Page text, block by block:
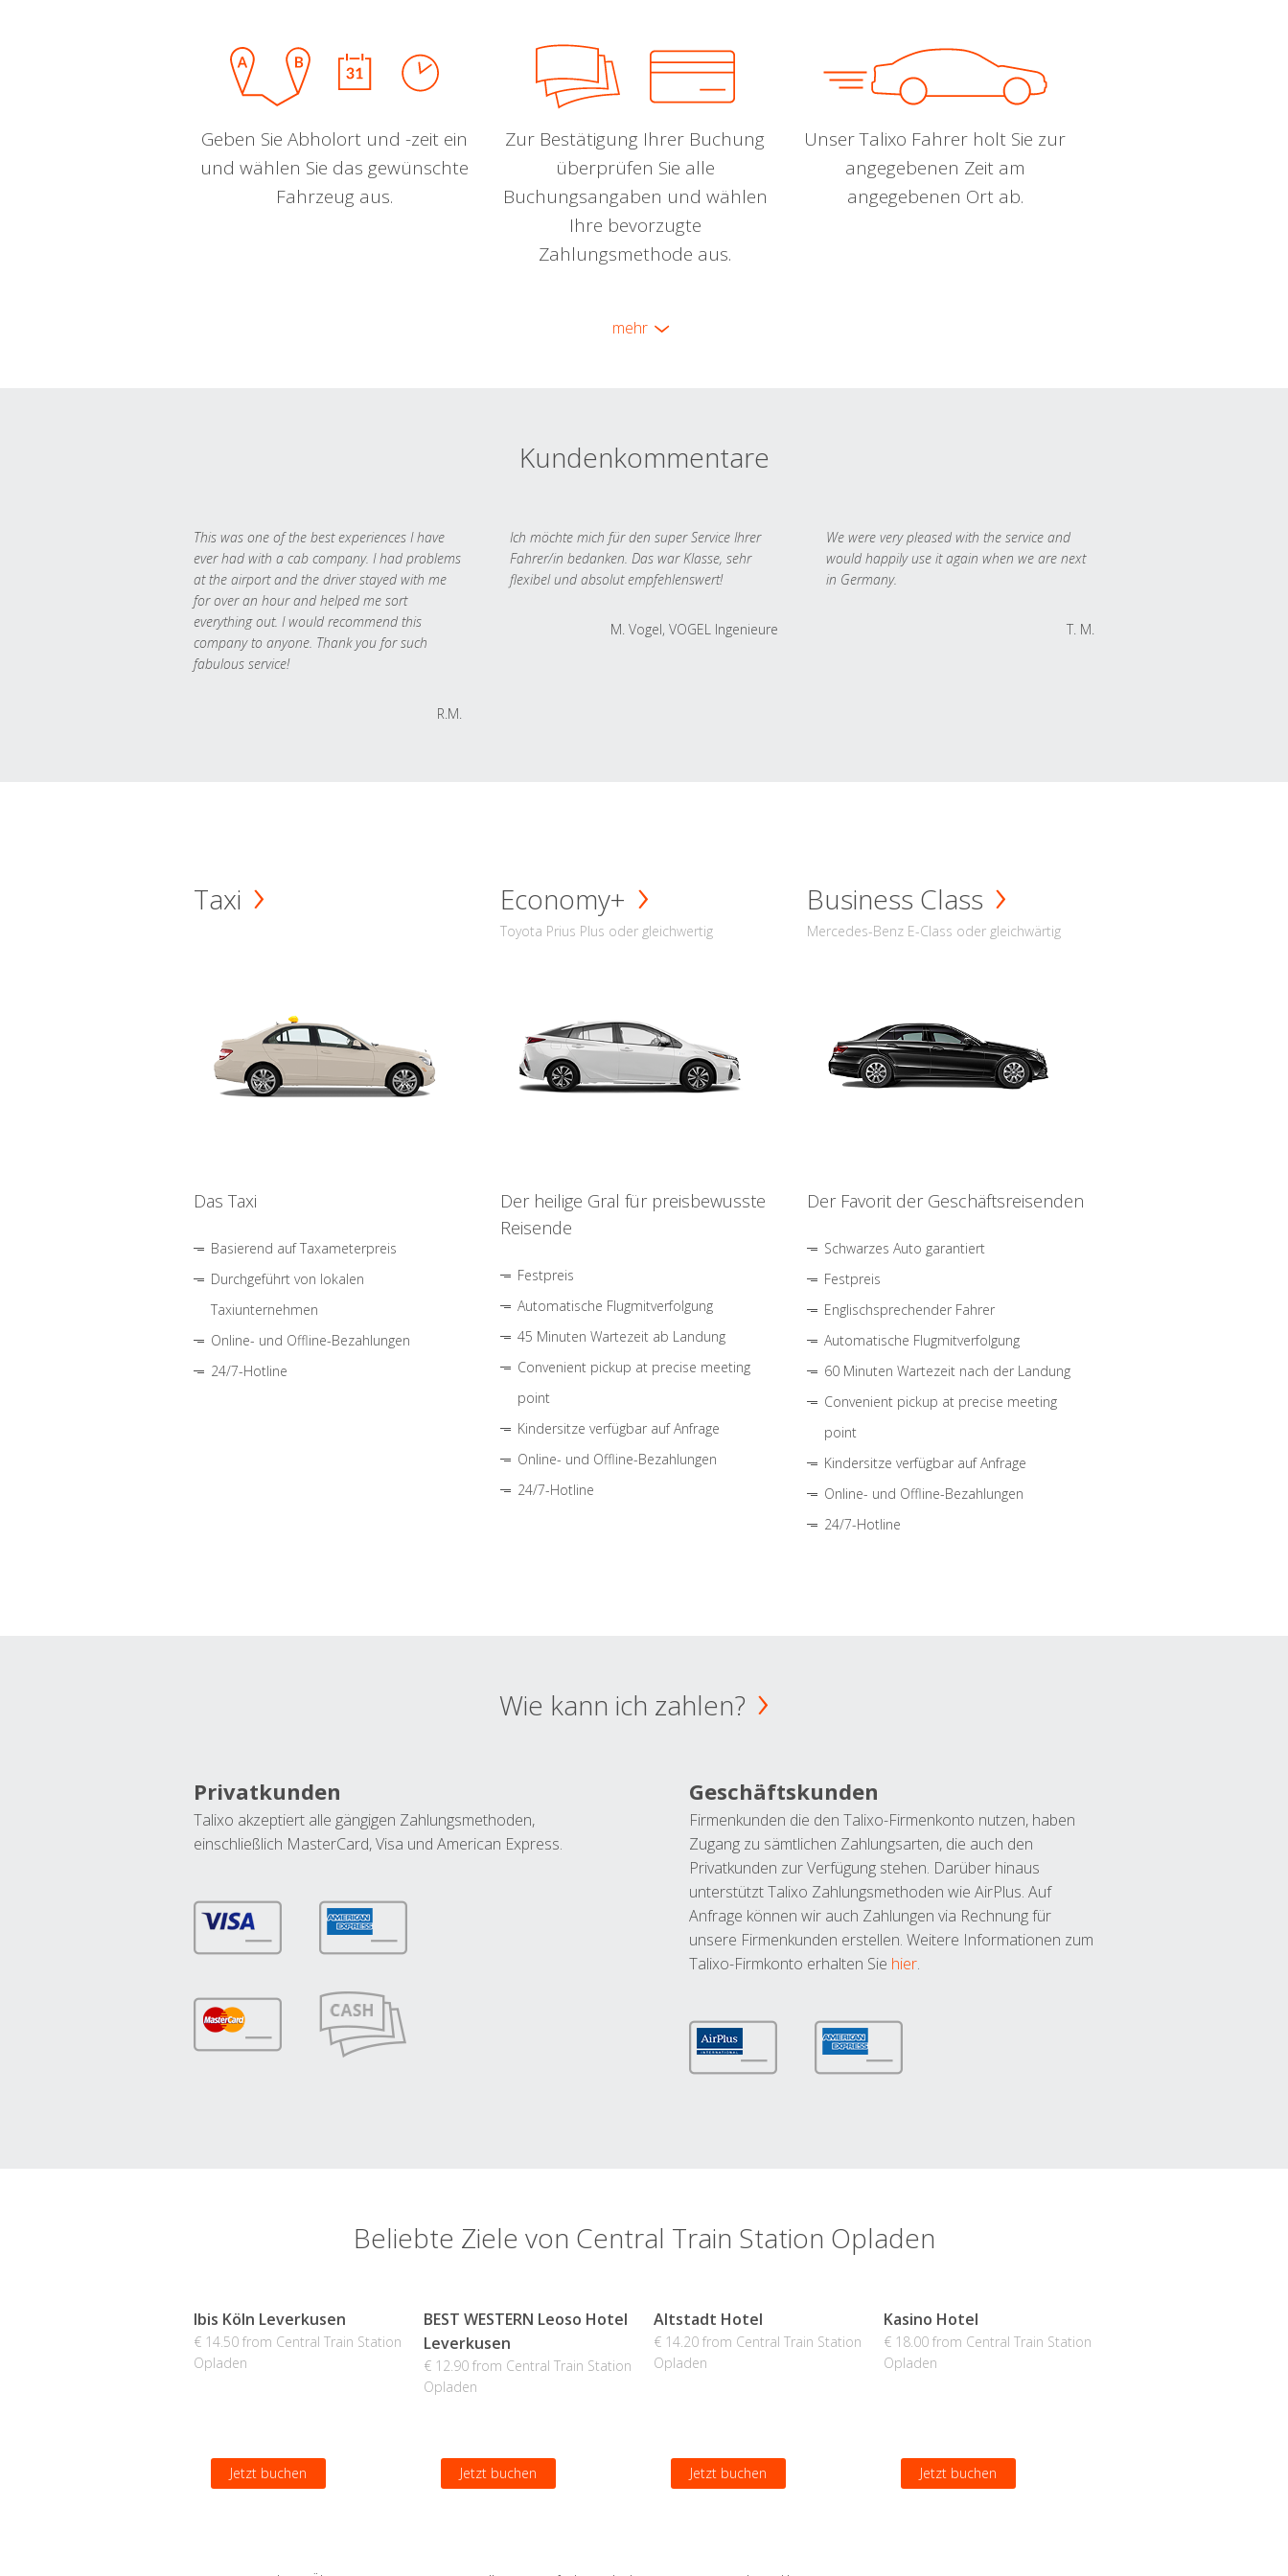
Geben Sie Abholort und -zeit ein
und wählen Sie das gewünschte
Fahrzeug aus.
Zur Bestätigung Ihrer Buchung
überprüfen Sie alle
Buchungsangaben und wählen
Ihre bevorzugte
Zahlungsmethode aus.
Unser Talixo Fahrer holt Sie zur
angegebenen Zeit am
angegebenen Ort ab.
mehr
Kundenkommentare
This was one of the best experiences I have
ever had with a cab company. I had problems
at the airport and the driver stayed with me
for over an hour and helped me sort
everything out. I would recommend this
company to anyone. Thank you for such
fabulous service!
R.M.
Ich möchte mich für den super Service Ihrer
Fahrer/in bedanken. Das war Klasse, sehr
flexibel und absolut empfehlenswert!
M. Vogel, VOGEL Ingenieure
We were very pleased with the service and
would happily use it again when we are next
in Germany.
T. M.
Taxi
Das Taxi
Basierend auf Taxameterpreis
Durchgeführt von lokalen
Taxiunternehmen
Online- und Offline-Bezahlungen
24/7-Hotline
Economy+
Toyota Prius Plus oder gleichwertig
Der heilige Gral für preisbewusste
Reisende
Festpreis
Automatische Flugmitverfolgung
45 Minuten Wartezeit ab Landung
Convenient pickup at precise meeting
point
Kindersitze verfügbar auf Anfrage
Online- und Offline-Bezahlungen
24/7-Hotline
Business Class
Mercedes-Benz E-Class oder gleichwärtig
Der Favorit der Geschäftsreisenden
Schwarzes Auto garantiert
Festpreis
Englischsprechender Fahrer
Automatische Flugmitverfolgung
60 Minuten Wartezeit nach der Landung
Convenient pickup at precise meeting
point
Kindersitze verfügbar auf Anfrage
Online- und Offline-Bezahlungen
24/7-Hotline
Wie kann ich zahlen?
Privatkunden
Talixo akzeptiert alle gängigen Zahlungsmethoden,
einschließlich MasterCard, Visa und American Express.
Geschäftskunden
Firmenkunden die den Talixo-Firmenkonto nutzen, haben
Zugang zu sämtlichen Zahlungsarten, die auch den
Privatkunden zur Verfügung stehen. Darüber hinaus
unterstützt Talixo Zahlungsmethoden wie AirPlus. Auf
Anfrage können wir auch Zahlungen via Rechnung für
unsere Firmenkunden erstellen. Weitere Informationen zum
Talixo-Firmkonto erhalten Sie hier.
Beliebte Ziele von Central Train Station Opladen
Ibis Köln Leverkusen
€ 14.50 from Central Train Station
Opladen
Jetzt buchen
BEST WESTERN Leoso Hotel
Leverkusen
€ 12.90 from Central Train Station
Opladen
Jetzt buchen
Altstadt Hotel
€ 14.20 from Central Train Station
Opladen
Jetzt buchen
Kasino Hotel
€ 18.00 from Central Train Station
Opladen
Jetzt buchen